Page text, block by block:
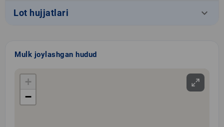
Lot hujjatlari keyboard_arrow_down
Mulk joylashgan hudud
+
−